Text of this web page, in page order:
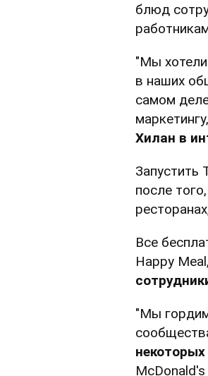
блюд
"Мы хотели
в наших
самом
Хилан в
Запустить
после
Все
Happy
"Мы
McDonald's